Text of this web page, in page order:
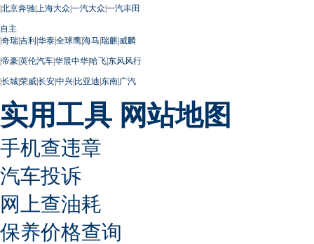
|北京奔驰| 上海大众|一汽大众|一汽丰田
自主
|奇瑞|吉利|华泰|全球鹰|海马|瑞麒|威麟
|帝豪|英伦汽车|华晨中华|哈飞|东风风行
|长城|荣威|长安|中兴|比亚迪|东南|广汽
实用工具 网站地图
手机查违章
汽车投诉
网上查油耗
保养价格查询